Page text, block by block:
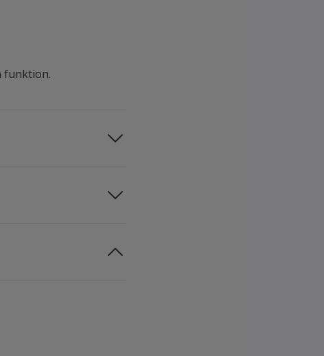
funktion.